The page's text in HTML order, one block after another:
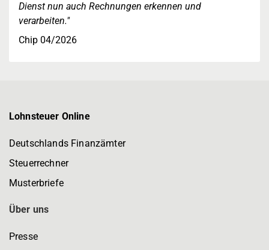
Dienst nun auch Rechnungen erkennen und
verarbeiten."
Chip 04/2026
Lohnsteuer Online
Deutschlands Finanzämter
Steuerrechner
Musterbriefe
Über uns
Presse